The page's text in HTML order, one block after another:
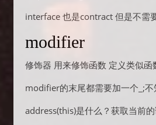
interface 也是contract 但是不需
modifier
修饰器 用来修饰函数 定义类似函
modifier的末尾都需要加一个_;不
address(this)是什么？获取当前的